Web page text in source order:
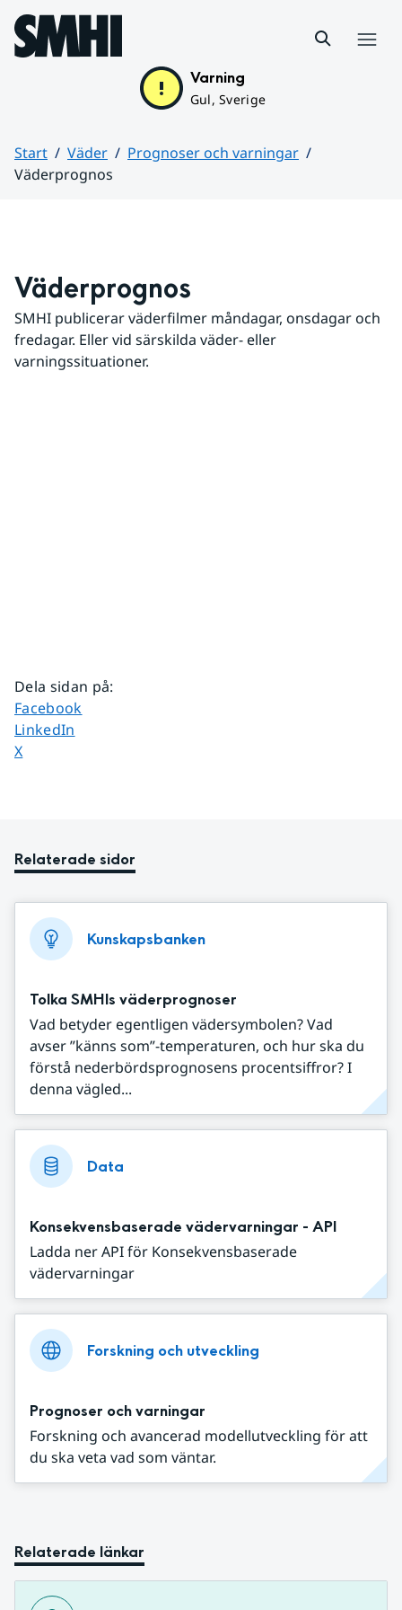
Hoppa till sidans innehåll
Varning
Gul, Sverige
Start Väder
Prognoser och varningar
Väderprognos
Väderprognos
SMHI publicerar väderfilmer måndagar, onsdagar och
fredagar. Eller vid särskilda väder- eller
varningssituationer.
Dela sidan på:
Dela sidan på
Facebook
Dela sidan på
LinkedIn
Dela sidan på
X
Relaterade sidor
Kunskapsbanken
Tolka SMHIs väderprognoser
Vad betyder egentligen vädersymbolen? Vad
avser ”känns som”-temperaturen, och hur ska du
förstå nederbördsprognosens procentsiffror? I
denna vägled...
Data
Konsekvensbaserade vädervarningar - API
Ladda ner API för Konsekvensbaserade
vädervarningar
Forskning och utveckling
Prognoser och varningar
Forskning och avancerad modellutveckling för att
du ska veta vad som väntar.
Relaterade länkar